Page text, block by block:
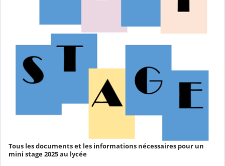
Tous les documents et les informations nécessaires pour un
mini stage 2025 au lycée